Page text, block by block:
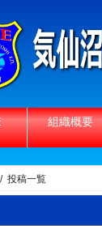
組織概要
投稿一覧